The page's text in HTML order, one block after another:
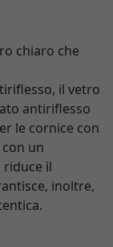
chiaro che
il vetro
antiriflesso
le cornice con
un
il
inoltre,